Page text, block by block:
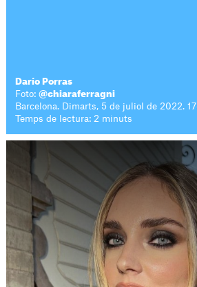
Darío Porras
Foto:@chiaraferragni
Barcelona. Dimarts, 5 de juliol de 2022.
Temps de lectura: 2 minuts